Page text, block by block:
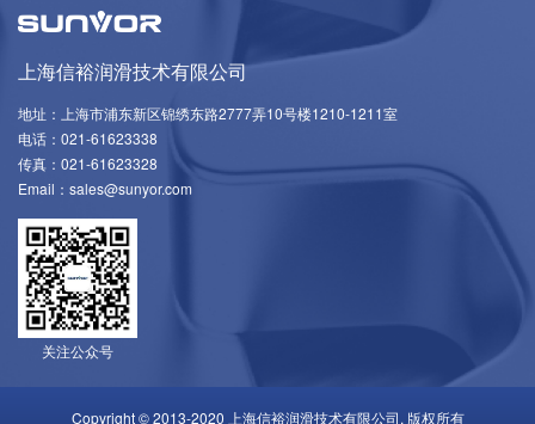
上海信裕润滑技术有限公司
地址：上海市浦东新区锦绣东路2777弄10号楼1210-1211室
电话：021-61623338
传真：021-61623328
Email：sales@sunyor.com
关注公众号
Copyright © 2013-2020 上海信裕润滑技术有限公司. 版权所有